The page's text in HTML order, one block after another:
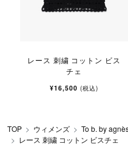
レース 刺繍 コットン ビス
チェ
¥16,500 (税込)
TOP ウィメンズ To b. by
レース 刺繍 コットン ビスチェ